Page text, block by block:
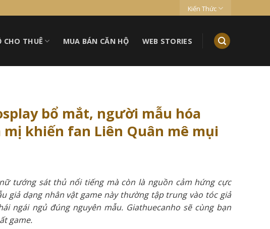
Kiến Thức
CHO THUÊ MUA BÁN CĂN HỘ WEB STORIES
bổ mắt, người mẫu hóa
khiến fan Liên Quân mê mụi
tướng sát thủ nổi tiếng mà còn là nguồn cảm hứng cực
giả dạng nhân vật game này thường tập trung vào tóc giả
ngái ngủ đúng nguyên mẫu. Giathuecanho sẽ cùng bạn
game.